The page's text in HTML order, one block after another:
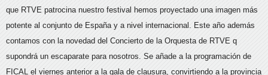
que RTVE patrocina nuestro festival hemos proyectado una imagen más
potente al conjunto de España y a nivel internacional. Este año además
contamos con la novedad del Concierto de la Orquesta de RTVE q
supondrá un escaparate para nosotros. Se añade a la programación de
FICAL el viernes anterior a la gala de clausura, convirtiendo a la provincia